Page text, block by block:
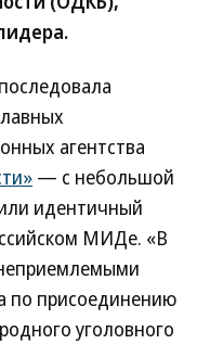
агентства
— с небольшой
идентичный
МИДе. «В
по присоединению
уголовного